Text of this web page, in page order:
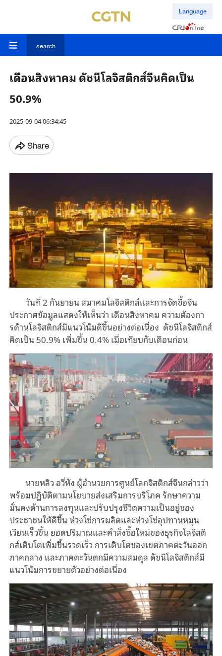
Language
search
เดือนสิงหาคม ดัชนีโลจิสติกส์จีนคิดเป็น
50.9%
2025-09-04 06:34:45
Share
วันที่ 2 กันยายน สมาคมโลจิสติกส์และการจัดซื้อจีน
ประกาศข้อมูลแสดงให้เห็นว่า เดือนสิงหาคม ความต้องกา
รด้านโลจิสติกส์มีแนวโน้มดีขึ้นอย่างต่อเนื่อง ดัชนีโลจิสติกส์
คิดเป็น 50.9% เพิ่มขึ้น 0.4% เมื่อเทียบกับเดือนก่อน
นายหลิว อวี่หัง ผู้อำนวยการศูนย์โลกจิสติกส์จีนกล่าวว่า
พร้อมปฏิบัติตามนโยบายส่งเสริมการบริโภค รักษาความ
มั่นคงด้านการลงทุนและปรับปรุงชีวิตความเป็นอยู่ของ
ประชาชนให้ดีขึ้น ห่วงโซ่การผลิตและห่วงโซ่อุปทานหมุน
เวียนเร็วขึ้น ยอดปริมาณและคำสั่งซื้อใหม่ของธุรกิจโลจิสติ
กส์เติบโตเพิ่มขึ้นรวดเร็ว การเติบโตของเขตภาคตะวันออก
ภาคกลาง และภาคตะวันตกมีความสมดุล ดัชนีโลจิสติกส์มี
แนวโน้มการขยายตัวอย่างต่อเนื่อง